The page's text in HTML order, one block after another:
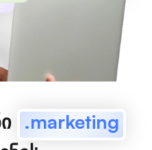
.marketing